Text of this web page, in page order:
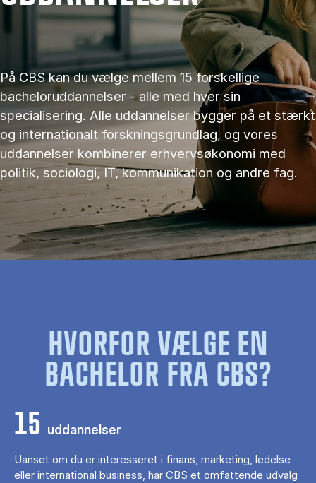
På CBS kan du vælge mellem 15 forskellige
bacheloruddannelser - alle med hver sin
specialisering. Alle uddannelser bygger på et stærkt
og internationalt forskningsgrundlag, og vores
uddannelser kombinerer erhvervsøkonomi med
politik, sociologi, IT, kommunikation og andre fag.
HVORFOR VÆLGE EN
BACHELOR FRA CBS?
15 uddannelser
Uanset om du er interesseret i finans, marketing, ledelse
eller international business, har CBS et omfattende udvalg